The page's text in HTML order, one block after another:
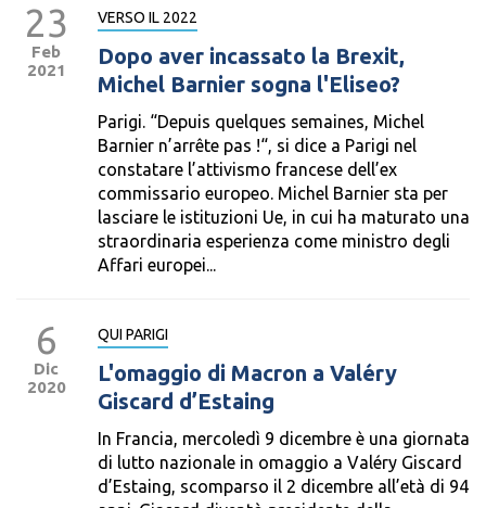
23
Feb
2021
VERSO IL 2022
Dopo aver incassato la Brexit,
Michel Barnier sogna l'Eliseo?
Parigi. “Depuis quelques semaines, Michel
Barnier n’arrête pas !“, si dice a Parigi nel
constatare l’attivismo francese dell’ex
commissario europeo. Michel Barnier sta per
lasciare le istituzioni Ue, in cui ha maturato una
straordinaria esperienza come ministro degli
Affari europei...
6
Dic
2020
QUI PARIGI
L'omaggio di Macron a Valéry
Giscard d’Estaing
In Francia, mercoledì 9 dicembre è una giornata
di lutto nazionale in omaggio a Valéry Giscard
d’Estaing, scomparso il 2 dicembre all’età di 94